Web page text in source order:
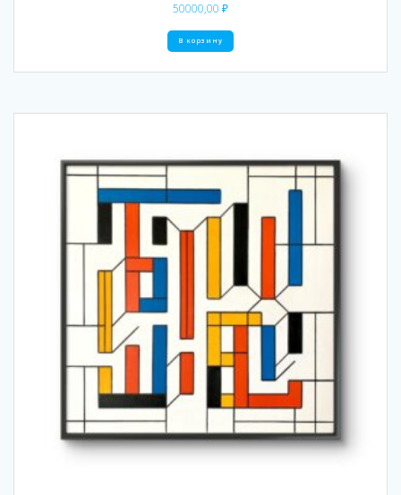
50000,00 ₽
В корзину